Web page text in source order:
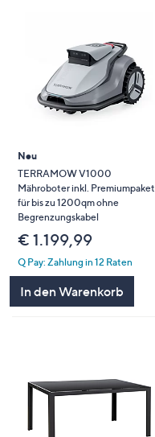
Neu
TERRAMOW V1000
Mähroboter inkl. Premiumpaket
für bis zu 1200qm ohne
Begrenzungskabel
€ 1.199,99
Q Pay: Zahlung in 12 Raten
In den Warenkorb